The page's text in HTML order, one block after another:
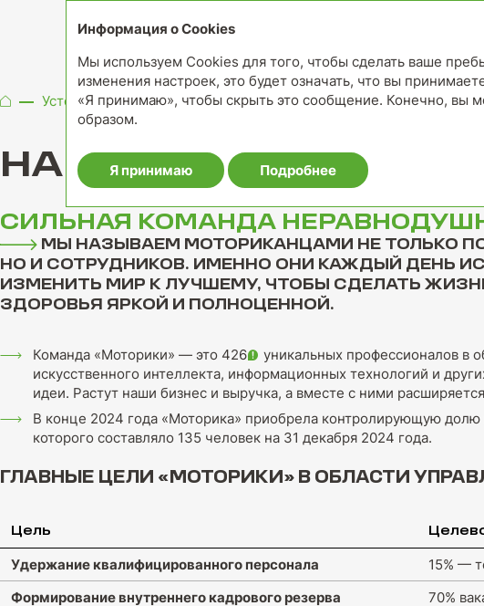
Устойчивое развитие Наши сотрудники
НАШИ СОТРУДНИКИ
СИЛЬНАЯ КОМАНДА
МЫ НАЗЫВАЕМ МОТОРИКАНЦАМИ НЕ ТОЛЬКО
НО И СОТРУДНИКОВ. ИМЕННО ОНИ КАЖДЫЙ ДЕНЬ
ИЗМЕНИТЬ МИР К ЛУЧШЕМУ, ЧТОБЫ СДЕЛАТЬ
ЗДОРОВЬЯ ЯРКОЙ И ПОЛНОЦЕННОЙ.
Команда «Моторики» — это 426
уникальных профессионалов в
искусственного интеллекта, информационных технологий и
идеи. Растут наши бизнес и выручка, а вместе с ними
В конце 2024 года «Моторика» приобрела контролирующую
которого составляло 135 человек на 31 декабря 2024 года.
ГЛАВНЫЕ ЦЕЛИ «МОТОРИКИ» В ОБЛАСТИ
Цель
Удержание квалифицированного персонала
15% —
Формирование внутреннего кадрового резерва
70%
Информация о Cookies
Мы используем Cookies для того, чтобы сделать ваше
изменения настроек, это будет означать, что вы
«Я принимаю», чтобы скрыть это сообщение. Конечно, вы
образом.
Я принимаю Подробнее